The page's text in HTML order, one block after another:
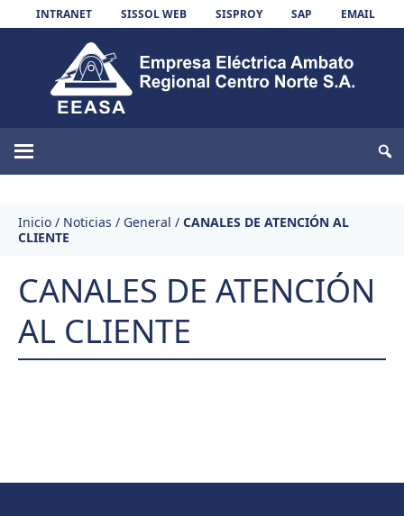
Skip to content
INTRANET SISSOL WEB SISPROY SAP EMAIL
EEASA
Inicio / Noticias / General / CANALES DE ATENCIÓN AL
CLIENTE
CANALES DE ATENCIÓN
AL CLIENTE